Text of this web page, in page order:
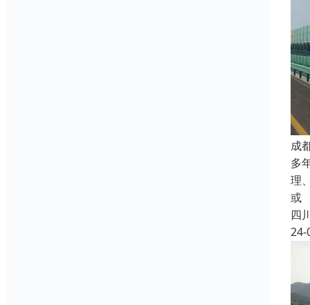
成
多
理
或
四
24-